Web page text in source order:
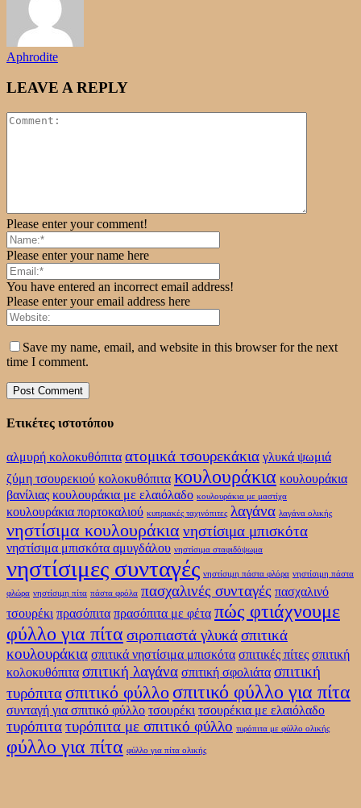
Aphrodite
LEAVE A REPLY
Please enter your comment!
Please enter your name here
You have entered an incorrect email address!
Please enter your email address here
Save my name, email, and website in this browser for the next
time I comment.
Ετικέτες ιστοτόπου
αλμυρή κολοκυθόπιτα ατομικά τσουρεκάκια γλυκά ψωμιά
ζύμη τσουρεκιού κολοκυθόπιτα κουλουράκια κουλουράκια
βανίλιας κουλουράκια με ελαιόλαδο κουλουράκια με μαστίχα
κουλουράκια πορτοκαλιού κυπριακές ταχινόπιτες λαγάνα λαγάνα ολικής
νηστίσιμα κουλουράκια νηστίσιμα μπισκότα
νηστίσιμα μπισκότα αμυγδάλου νηστίσιμα σταφιδόψωμα
νηστίσιμες συνταγές νηστίσιμη πάστα φλόρα νηστίσιμη πάστα
φλώρα νηστίσιμη πίτα πάστα φρόλα πασχαλινές συνταγές πασχαλινό
τσουρέκι πρασόπιτα πρασόπιτα με φέτα πώς φτιάχνουμε
φύλλο για πίτα σιροπιαστά γλυκάσπιτικά
κουλουράκια σπιτικά νηστίσιμα μπισκότα σπιτικές πίτες σπιτική
κολοκυθόπιτα σπιτική λαγάνα σπιτική σφολιάτα σπιτική
τυρόπιτασπιτικό φύλλο σπιτικό φύλλο για πίτα
συνταγή για σπιτικό φύλλο τσουρέκι τσουρέκια με ελαιόλαδο
τυρόπιτατυρόπιτα με σπιτικό φύλλο τυρόπιτα με φύλλο ολικής
φύλλο για πίτα φύλλο για πίτα ολικής